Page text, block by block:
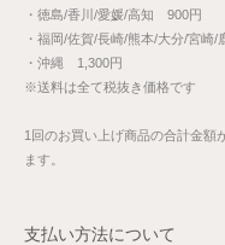
・徳島/香川/愛媛/高知 900円
・福岡/佐賀/長崎/熊本/大分/宮崎
・沖縄 1,300円
※送料は全て税抜き価格です
1回のお買い上げ商品の合計金額
ます。
支払い方法について